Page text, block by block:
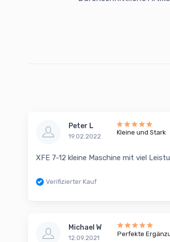
Peter L
19.02.2022
Kleine und Stark
XFE 7-12 kleine Maschine mit viel
Verifizierter Kauf
Michael W
12.09.2021
Perfekte